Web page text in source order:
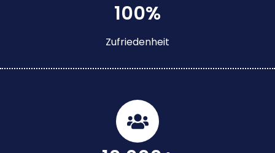
100%
Zufriedenheit